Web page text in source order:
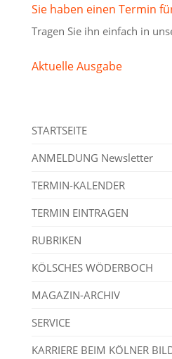
Sie haben einen Termin
Tragen Sie ihn einfach in
Aktuelle Ausgabe
STARTSEITE
ANMELDUNG Newsletter
TERMIN-KALENDER
TERMIN EINTRAGEN
RUBRIKEN
KÖLSCHES WÖDERBOCH
MAGAZIN-ARCHIV
SERVICE
KARRIERE BEIM KÖLNER